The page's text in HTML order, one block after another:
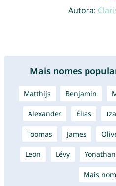
Autora:
Mais nomes
Matthijs Benjamin
Alexander Élias
Toomas James
Leon Lévy Yonathan
Mais